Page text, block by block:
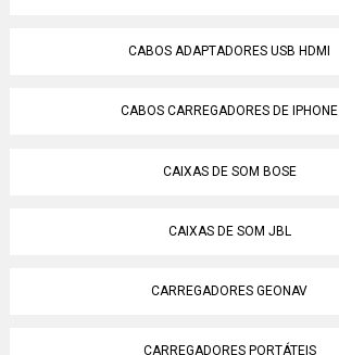
CABOS ADAPTADORES USB HDMI
CABOS CARREGADORES DE IPHONE
CAIXAS DE SOM BOSE
CAIXAS DE SOM JBL
CARREGADORES GEONAV
CARREGADORES PORTÁTEIS